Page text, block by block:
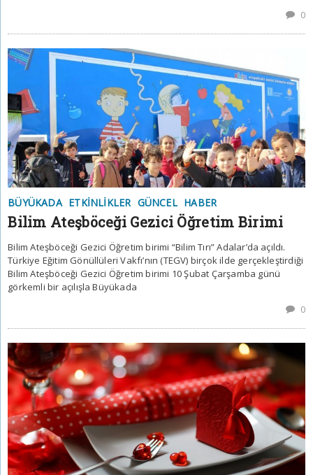
0
BÜYÜKADA ETKINLIKLER GÜNCEL HABER
Bilim Ateşböceği Gezici Öğretim Birimi
Bilim Ateşböceği Gezici Öğretim birimi “Bilim Tırı” Adalar’da açıldı.
Türkiye Eğitim Gönüllüleri Vakfı’nın (TEGV) birçok ilde gerçekleştirdiği
Bilim Ateşböceği Gezici Öğretim birimi 10 Şubat Çarşamba günü
görkemli bir açılışla Büyükada
0